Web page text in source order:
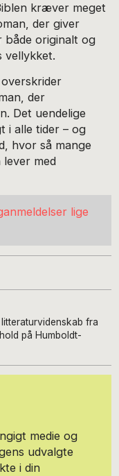
kræver meget
der giver
både originalt og
vellykket.
der
Det uendelige
i alle tider – og
hvor så mange
med
lige
fra
på Humboldt-
medie og
udvalgte
i din